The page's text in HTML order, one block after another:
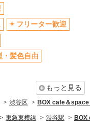
詳細を見る
論年収（基
〜5,320,000円 ▼
迎
勤務OK
給
フリーター歓迎
・髪色自由
もっと見る
渋谷区 BOX cafe＆space
東急東横線 渋谷駅 BOX